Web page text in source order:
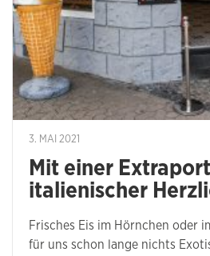
3. MAI 2021
Mit einer
italienischer
Frisches Eis im Hörnchen oder
für uns schon lange nichts